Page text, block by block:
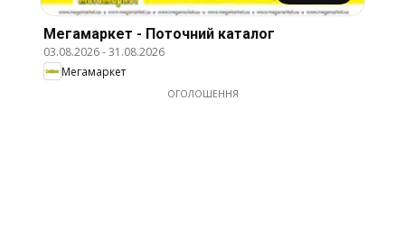
Мегамаркет - Поточний каталог
03.08.2026-31.08.2026
Мегамаркет
ОГОЛОШЕННЯ